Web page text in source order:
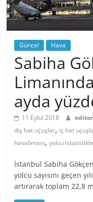
Güncel Hava
Sabiha
ayda
11 Eylül 2018 editor
dış hat uçuşlar, iç hat
havalimanı,yolcu
İstanbul Sabiha
yolcu sayısını geçen
artırarak toplam 22,8